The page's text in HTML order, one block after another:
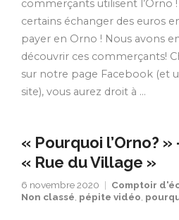
commerçants utilisent l’Orno
certains échanger des euros
payer en Orno ! Nous avons
découvrir ces commerçants!
sur notre page Facebook (et
site), vous aurez droit à …
« Pourquoi l’Orno?
« Rue du Village »
6 novembre 2020 Comptoir
Non classé pépite vidéo